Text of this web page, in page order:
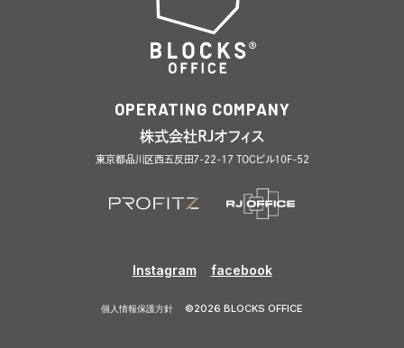
OPERATING COMPANY
株式会社RJオフィス
東京都品川区西五反田7-22-17 TOCビル10F-52
Instagram facebook
個人情報保護方針 ©2026 BLOCKS OFFICE